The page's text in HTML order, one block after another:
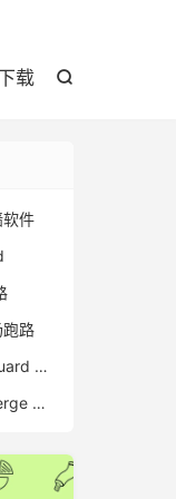

载
件
路
CyberGuard VPN
Clash Verge 官网下载